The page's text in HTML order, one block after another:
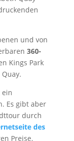
und von
360-
Kings Park
ein
Es gibt aber
durch
des
Preise.